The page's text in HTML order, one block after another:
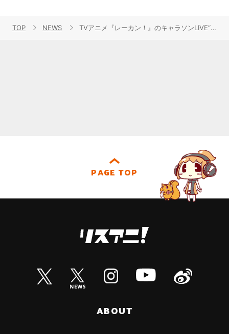
TOP NEWS TVアニメ『レーカン！』のキャラソンLIVE“秋のレーカン！祭り”開催！オフィシャルレポートが到着！
PAGE TOP
ABOUT